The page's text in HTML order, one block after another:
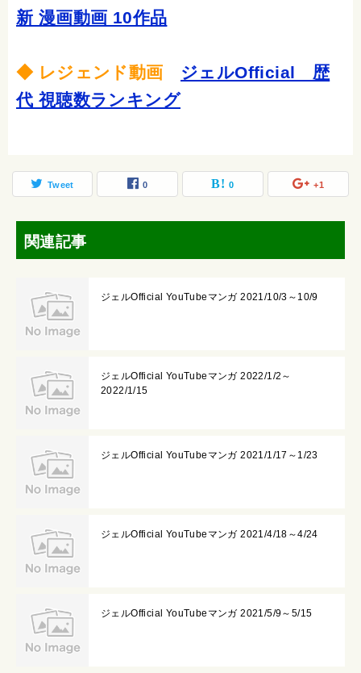
新 漫画動画 10作品
◆ レジェンド動画 ジェルOfficial 歴
代 視聴数ランキング
Tweet 0 0 +1
関連記事
ジェルOfficial YouTubeマンガ 2021/10/3～10/9
ジェルOfficial YouTubeマンガ 2022/1/2～
2022/1/15
ジェルOfficial YouTubeマンガ 2021/1/17～1/23
ジェルOfficial YouTubeマンガ 2021/4/18～4/24
ジェルOfficial YouTubeマンガ 2021/5/9～5/15